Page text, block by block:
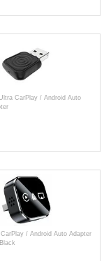
CarPlay / Android Auto
/ Android Auto Adapter